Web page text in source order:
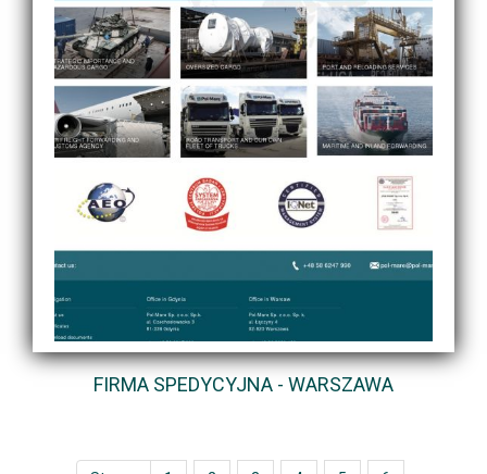
FIRMA SPEDYCYJNA - WARSZAWA